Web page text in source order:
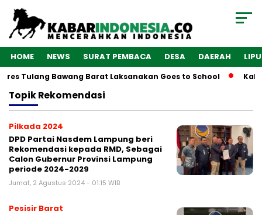
HOME NEWS SURAT PEMBACA DESA DAERAH
Tulang Bawang Barat Laksanakan Goes to School
TopikRekomendasi
Pilkada 2024
DPD Partai Nasdem Lampung beri
Rekomendasi kepada RMD, Sebagai
Calon Gubernur Provinsi Lampung
periode 2024-2029
Jumat, 2 Agustus 2024 - 01:15 WIB
Pesisir Barat